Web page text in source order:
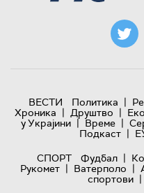
ВЕСТИ Политика |
Хроника | Друштво |
у Украјини | Време |
Подкаст |
СПОРТ
Фудбал |
Рукомет | Ватерполо |
спортови |